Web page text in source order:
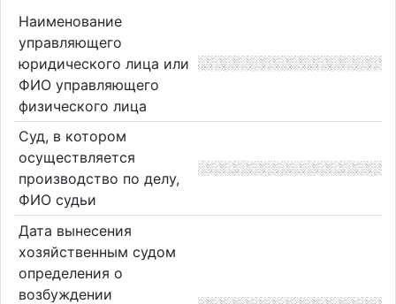
Наименование
управляющего
юридического лица или
ФИО управляющего
физического лица
Суд, в котором
осуществляется
производство по делу,
ФИО судьи
Дата вынесения
хозяйственным судом
определения о
возбуждении